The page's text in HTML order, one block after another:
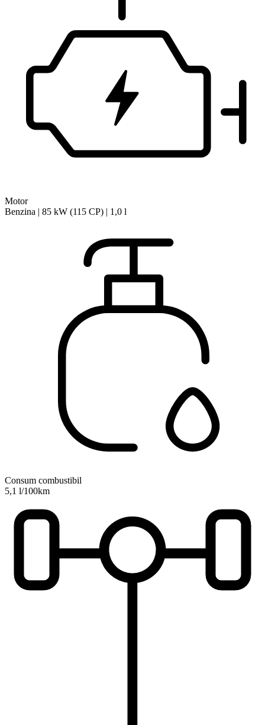
Motor
Benzina | 85 kW (115 CP) | 1,0 l
Consum combustibil
5,1 l/100km